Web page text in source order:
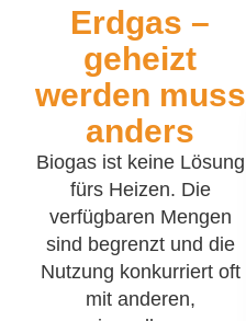
Erdgas –
geheizt
werden muss
anders
Biogas ist keine Lösung
fürs Heizen. Die
verfügbaren Mengen
sind begrenzt und die
Nutzung konkurriert oft
mit anderen,